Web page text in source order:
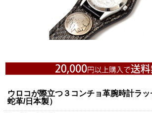
ウロコが際立つ３コンチョ革腕時計ラ
蛇革/日本製）